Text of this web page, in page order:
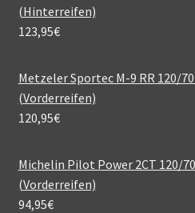
(Hinterreifen)
123,95€
Metzeler Sportec M-9 RR 120/70
(Vorderreifen)
120,95€
Michelin Pilot Power 2CT 120/
(Vorderreifen)
94,95€